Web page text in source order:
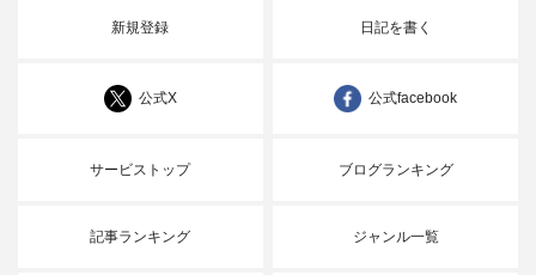
新規登録 日記を書く
公式X 公式facebook
サービストップ ブログランキング
記事ランキング ジャンル一覧